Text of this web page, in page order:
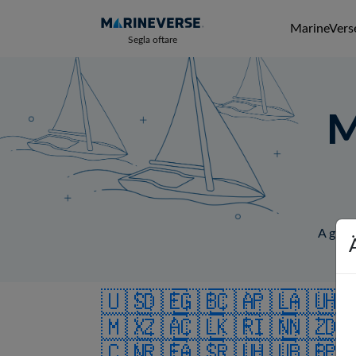
Segla oftare
A
🇺🇸🇩🇪🇬🇧🇨🇦🇵🇱🇦🇺
🇲🇽🇿🇦🇨🇱🇰🇷🇮🇳🇳🇿